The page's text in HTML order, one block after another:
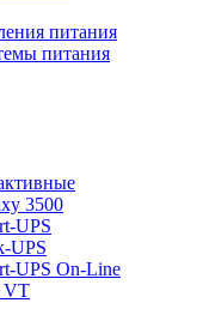
питания
питания
3500
UPS
UPS
UPS On-Line
VT